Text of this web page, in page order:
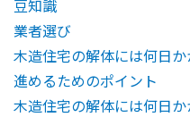
豆知識
業者選び
木造住宅の解体には何日
進めるためのポイント
木造住宅の解体には何日